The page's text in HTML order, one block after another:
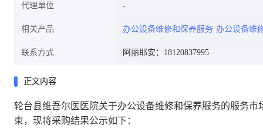
代理单位
相关产品 办公设备维修和保养服务 办公设备维
联系方式 阿丽耶安：18120837995
正文内容
轮台县维吾尔医医院关于办公设备维修和保养服务的服务市
束，现将采购结果公示如下：